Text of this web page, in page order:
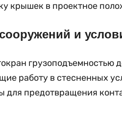
крышек в проектное
и
работу в стесненных
для предотвращения